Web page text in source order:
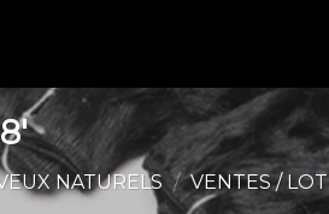
NATURELS / VENTES / LOT